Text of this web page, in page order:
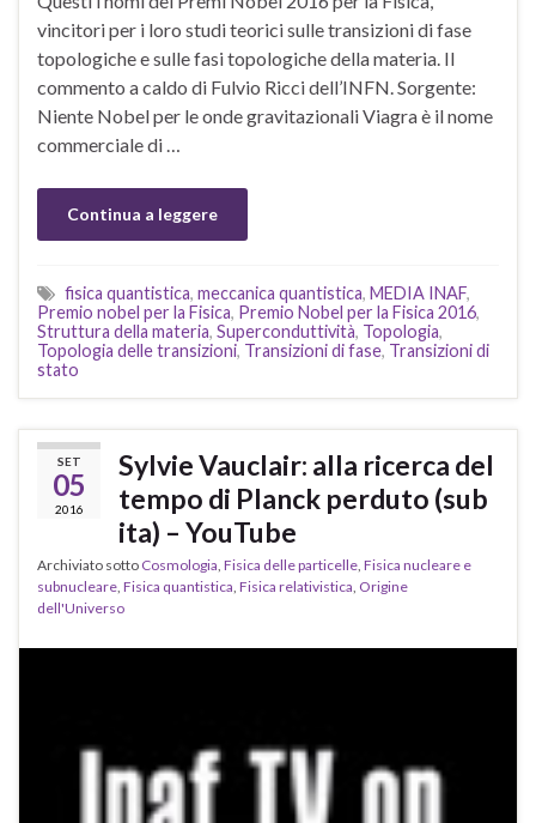
vincitori per i loro studi teorici sulle transizioni di fase
topologiche e sulle fasi topologiche della materia. Il
commento a caldo di Fulvio Ricci dell’INFN. Sorgente:
Niente Nobel per le onde gravitazionali Viagra è il nome
commerciale di …
Continua a leggere
fisica quantistica, meccanica quantistica, MEDIA INAF,
Premio nobel per la Fisica, Premio Nobel per la Fisica 2016,
Struttura della materia, Superconduttività, Topologia,
Topologia delle transizioni, Transizioni di fase, Transizioni di
stato
SET
05
2016
Sylvie Vauclair: alla ricerca del
tempo di Planck perduto (sub
ita) – YouTube
Archiviato sotto Cosmologia, Fisica delle particelle, Fisica nucleare e
subnucleare, Fisica quantistica, Fisica relativistica, Origine
dell'Universo